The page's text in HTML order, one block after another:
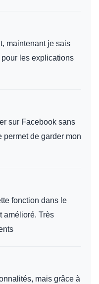
maintenant je sais
les explications
sur Facebook sans
permet de garder mon
fonction dans le
amélioré. Très
mais grâce à